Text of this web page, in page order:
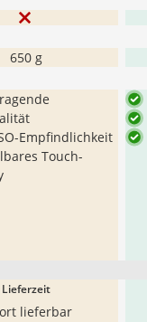
650 g
Empfindlichkeit
Touch-
Lieferzeit
lieferbar